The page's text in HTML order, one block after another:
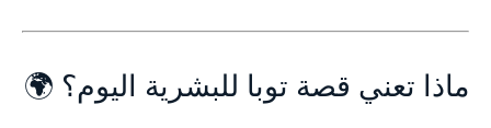
ماذا تعني قصة توبا للبشرية اليوم؟ 🌍